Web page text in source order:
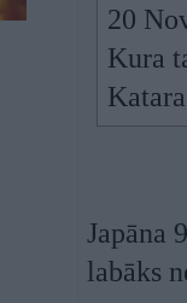
20
Kura
Japāna
labāks